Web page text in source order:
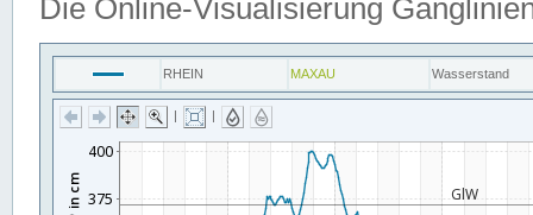
Die Online-Visualisierung